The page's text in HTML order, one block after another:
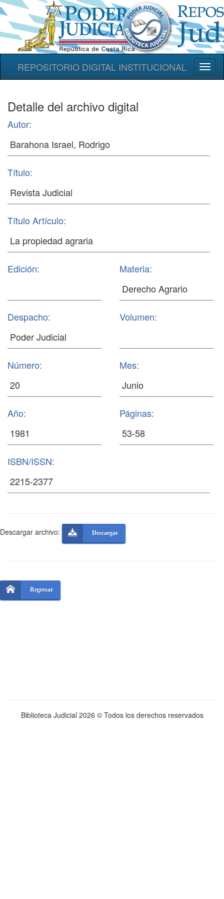
REPOSITORIO DIGITAL INSTITUCIONAL
Detalle del archivo digital
Autor:
Título:
Título Artículo:
Edición: Materia:
Despacho: Volumen:
Número: Mes:
Año: Páginas:
ISBN/ISSN:
Descargar archivo: Descargar
Regresar
Biblioteca Judicial 2026 © Todos los derechos reservados